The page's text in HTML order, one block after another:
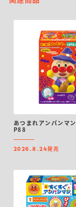
あつまれアンパンマン
P88
2026.8.24発売